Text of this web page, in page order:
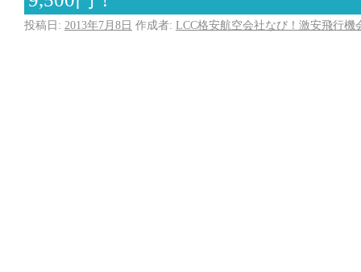
投稿日: 2013年7月8日 作成者: LCC格安航空会社なび！激安飛行機